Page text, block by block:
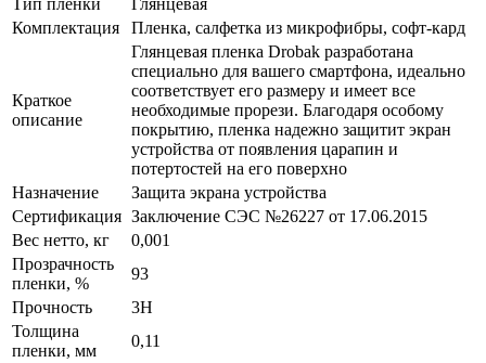
Комплектация
Пленка, салфетка из микрофибры, софт-кард
Краткое
описание
Глянцевая пленка Drobak разработана
специально для вашего смартфона, идеально
соответствует его размеру и имеет все
необходимые прорези. Благодаря особому
покрытию, пленка надежно защитит экран
устройства от появления царапин и
потертостей на его поверхно
Назначение
Защита экрана устройства
Сертификация Заключение СЭС №26227 от 17.06.2015
Вес нетто, кг
0,001
Прозрачность
пленки, %
93
Прочность
3H
Толщина
пленки, мм
0,11